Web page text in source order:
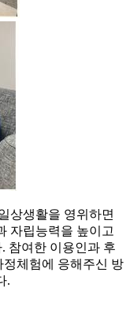
상생활을 영위하면
자립능력을 높이고
참여한 이용인과 후
체험에 응해주신 방
.